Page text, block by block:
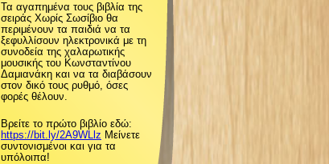
ς
Τα αγαπημένα τους βιβλία της
σειράς Χωρίς Σωσίβιο θα
περιμένουν τα παιδιά να τα
ξεφυλλίσουν ηλεκτρονικά με τη
συνοδεία της χαλαρωτικής
μουσικής του Κωνσταντίνου
Δαμιανάκη και να τα διαβάσουν
στον δικό τους ρυθμό, όσες
φορές θέλουν.
Βρείτε το πρώτο βιβλίο εδώ:
https://bit.ly/2A9WLlz Μείνετε
συντονισμένοι και για τα
υπόλοιπα!